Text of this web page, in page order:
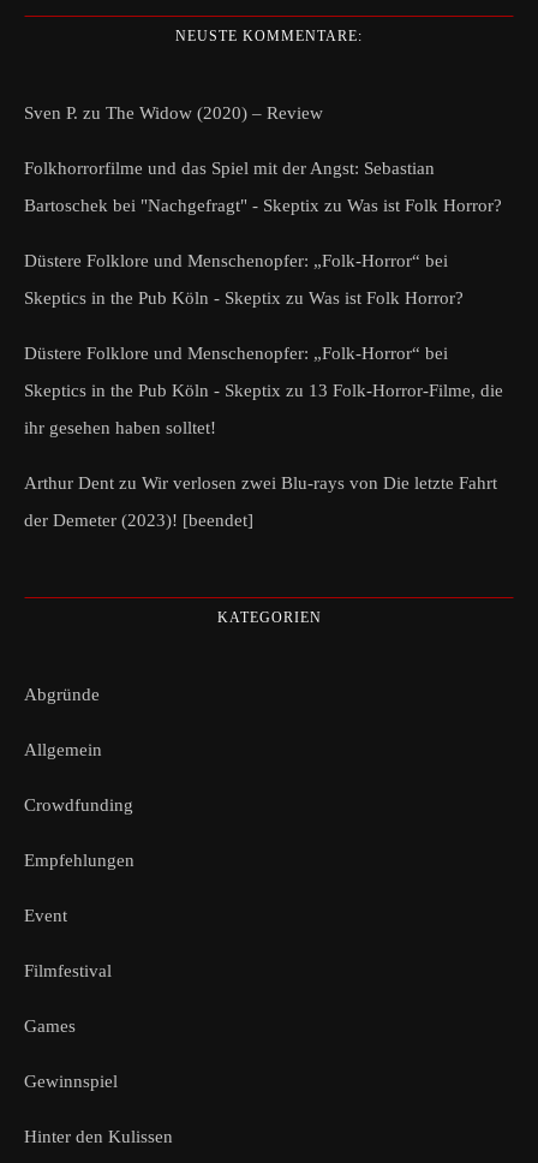
NEUSTE KOMMENTARE:
Sven P. zu The Widow (2020) – Review
Folkhorrorfilme und das Spiel mit der Angst: Sebastian
Bartoschek bei "Nachgefragt" - Skeptix zu Was ist Folk Horror?
Düstere Folklore und Menschenopfer: „Folk-Horror“ bei
Skeptics in the Pub Köln - Skeptix zu Was ist Folk Horror?
Düstere Folklore und Menschenopfer: „Folk-Horror“ bei
Skeptics in the Pub Köln - Skeptix zu 13 Folk-Horror-Filme, die
ihr gesehen haben solltet!
Arthur Dent zu Wir verlosen zwei Blu-rays von Die letzte Fahrt
der Demeter (2023)! [beendet]
KATEGORIEN
Abgründe
Allgemein
Crowdfunding
Empfehlungen
Event
Filmfestival
Games
Gewinnspiel
Hinter den Kulissen